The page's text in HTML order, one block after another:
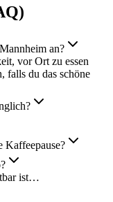
an?
vor Ort zu essen
falls du das schöne
Kaffeepause?
ist…